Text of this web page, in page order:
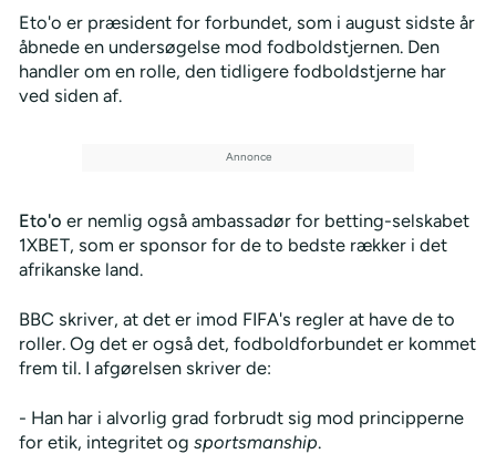
Eto'o er præsident for forbundet, som i august sidste år
åbnede en undersøgelse mod fodboldstjernen. Den
handler om en rolle, den tidligere fodboldstjerne har
ved siden af.
Eto'o er nemlig også ambassadør for betting-selskabet
1XBET, som er sponsor for de to bedste rækker i det
afrikanske land.
BBC skriver, at det er imod FIFA's regler at have de to
roller. Og det er også det, fodboldforbundet er kommet
frem til. I afgørelsen skriver de:
- Han har i alvorlig grad forbrudt sig mod principperne
for etik, integritet og sportsmanship.